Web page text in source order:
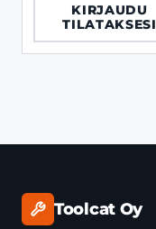
KIRJAUDU
TILATAKSESI
Toolcat Oy